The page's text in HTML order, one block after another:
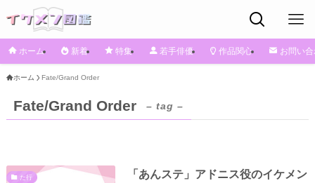
ホーム 新着 特集 若手俳優 作品関心 お問い
ホーム Fate/Grand Order
Fate/Grand Order – tag –
た行
「あんステ」アドニス役のイケメン